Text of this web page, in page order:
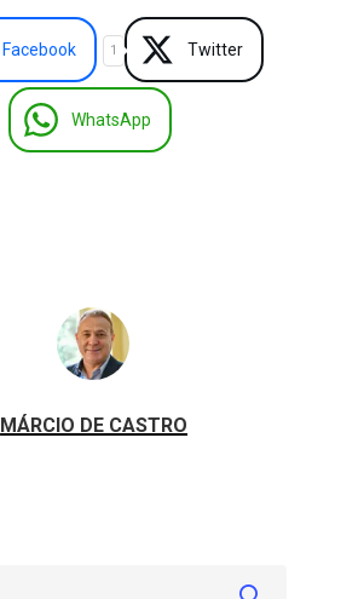
Facebook 1 Twitter
WhatsApp
MÁRCIO DE CASTRO